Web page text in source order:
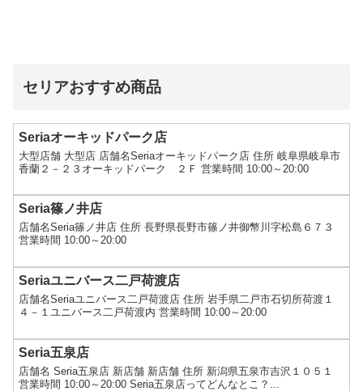
セリアおすすめ商品
Seriaオーキッドパーク店
大型店舗 大型店 店舗名Seriaオーキッドパーク店 住所 岐阜県岐阜市
香蘭２－２３オーキッドパーク ２Ｆ 営業時間 10:00～20:00
Seria篠ノ井店
店舗名Seria篠ノ井店 住所 長野県長野市篠ノ井御幣川字松島６７３
営業時間 10:00～20:00
Seriaユニバース二戸荷渡店
店舗名Seriaユニバース二戸荷渡店 住所 岩手県二戸市石切所荷渡１
４－１ユニバース二戸荷渡内 営業時間 10:00～20:00
Seria五泉店
店舗名 Seria五泉店 新店舗 新店舗 住所 新潟県五泉市吉沢１０５１
営業時間 10:00～20:00 Seria五泉店ってどんなとこ？...